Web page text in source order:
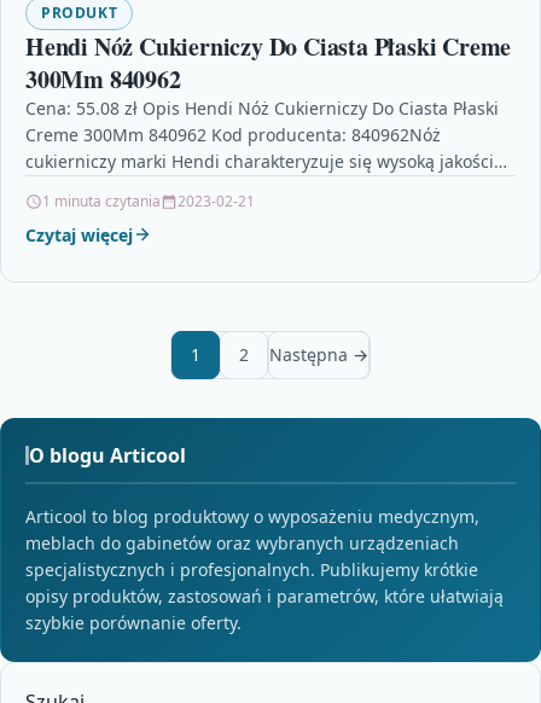
PRODUKT
Hendi Nóż Cukierniczy Do Ciasta Płaski Creme
300Mm 840962
Cena: 55.08 zł Opis Hendi Nóż Cukierniczy Do Ciasta Płaski
Creme 300Mm 840962 Kod producenta: 840962Nóż
cukierniczy marki Hendi charakteryzuje się wysoką jakością
1 minuta czytania 2023-02-21
Czytaj więcej
1 2 Następna →
O blogu Articool
Articool to blog produktowy o wyposażeniu medycznym,
meblach do gabinetów oraz wybranych urządzeniach
specjalistycznych i profesjonalnych. Publikujemy krótkie
opisy produktów, zastosowań i parametrów, które ułatwiają
szybkie porównanie oferty.